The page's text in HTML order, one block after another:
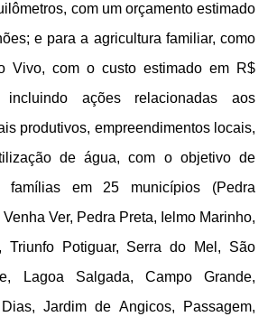
com um orçamento estimado
e para a agricultura familiar, como
Vivo, com o custo estimado em R$
incluindo ações relacionadas aos
produtivos, empreendimentos locais,
de água, com o objetivo de
famílias em 25 municípios (Pedra
Ver, Pedra Preta, Ielmo Marinho,
Triunfo Potiguar, Serra do Mel, São
Lagoa Salgada, Campo Grande,
Jardim de Angicos, Passagem,